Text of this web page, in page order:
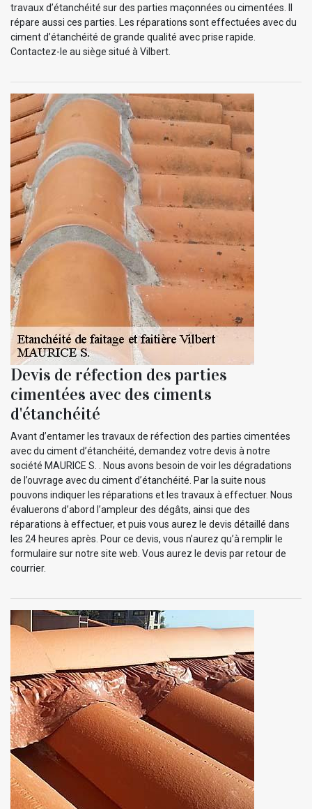
travaux d’étanchéité sur des parties maçonnées ou cimentées. Il
répare aussi ces parties. Les réparations sont effectuées avec du
ciment d’étanchéité de grande qualité avec prise rapide.
Contactez-le au siège situé à Vilbert.
Devis de réfection des parties
cimentées avec des ciments
d'étanchéité
Avant d’entamer les travaux de réfection des parties cimentées
avec du ciment d’étanchéité, demandez votre devis à notre
société MAURICE S. . Nous avons besoin de voir les dégradations
de l’ouvrage avec du ciment d’étanchéité. Par la suite nous
pouvons indiquer les réparations et les travaux à effectuer. Nous
évaluerons d’abord l’ampleur des dégâts, ainsi que des
réparations à effectuer, et puis vous aurez le devis détaillé dans
les 24 heures après. Pour ce devis, vous n’aurez qu’à remplir le
formulaire sur notre site web. Vous aurez le devis par retour de
courrier.